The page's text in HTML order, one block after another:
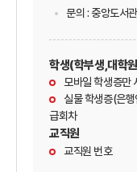
문의 : 중앙도
학생(학부생,대학
모바일 학생증만
실물 학생증(은
급회차
교직원
교직원 번호